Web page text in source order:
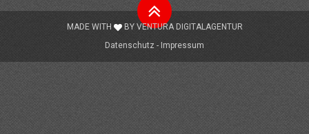
Nach
oben
MADE WITH BY VENTURA DIGITALAGENTUR
Datenschutz
Impressum